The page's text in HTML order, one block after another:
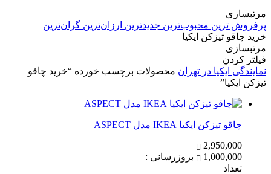
مرتبسازی
پرفروش ترین محبوب‌ترین جدیدترین ارزان‌ترین گران‌ترین
خرید چاقو تیزکن ایکیا
مرتبسازی
فیلتر کردن
نمایندگی ایکیا در تهران محصولات برچسب خورده “خرید چاقو
تیزکن ایکیا”
چاقو تیزکن ایکیا IKEA مدل ASPECT
2,950,000
1,000,000
بروزرسانی :
تعداد